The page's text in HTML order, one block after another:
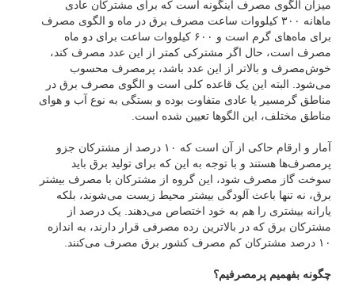
میزان الگوی مصرف اینگونه است که برای مشترکان عادی
ماهانه ۳۰۰ کیلووات ساعت مصرف برق در ماه و الگوی مصرف
برای ماه‌های گرم است و ۶۰۰ کیلووات ساعت برای دو ماه
مصرف است، حال اگر مشترکی کمتر از این عدد مصرف کند،
خوش‌مصرف و بالاتر از این عدد باشد، پرمصرف محسوب
می‌شود. البته این یک قاعده کلی است و الگوی مصرف برق در
مناطق گرمسیر یا عادی متفاوت بوده و بستگی به نوع آب و هوای
مناطق مختلف، این الگو‌ها تعیین شده است.
آمار و ارقام حاکی از آن است که ۱۰ درصد از مشترکان جزو
پرمصرف‌ها هستند و با توجه به این که برای تولید برق باید
سوخت گاز مصرف شود، این گروه از مشترکان با مصرف بیشتر
برق، نه تنها باعث آلودگی بیشتر محیط زیست می‌شوند، بلکه
یارانه بیشتری را هم به خود اختصاص می‌دهند. یک درصد از
مشترکان برق که در بالاترین رده مصرفی قرار دارند، به اندازه
۱۰ درصد مشترکان کم مصرف کشور برق مصرف می‌کنند.
چگونه بفهمیم پرمصرفیم؟